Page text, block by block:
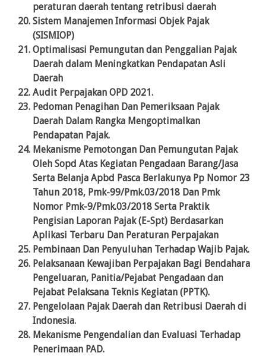
peraturan daerah tentang retribusi daerah
Sistem Manajemen Informasi Objek Pajak
(SISMIOP)
Optimalisasi Pemungutan dan Penggalian Pajak
Daerah dalam Meningkatkan Pendapatan Asli
Daerah
Audit Perpajakan OPD 2021.
Pedoman Penagihan Dan Pemeriksaan Pajak
Daerah Dalam Rangka Mengoptimalkan
Pendapatan Pajak.
Mekanisme Pemotongan Dan Pemungutan Pajak
Oleh Sopd Atas Kegiatan Pengadaan Barang/Jasa
Serta Belanja Apbd Pasca Berlakunya Pp Nomor 23
Tahun 2018, Pmk-99/Pmk.03/2018 Dan Pmk
Nomor Pmk-9/Pmk.03/2018 Serta Praktik
Pengisian Laporan Pajak (E-Spt) Berdasarkan
Aplikasi Terbaru Dan Peraturan Perpajakan
Pembinaan Dan Penyuluhan Terhadap Wajib Pajak.
Pelaksanaan Kewajiban Perpajakan Bagi Bendahara
Pengeluaran, Panitia/Pejabat Pengadaan dan
Pejabat Pelaksana Teknis Kegiatan (PPTK).
Pengelolaan Pajak Daerah dan Retribusi Daerah di
Indonesia.
Mekanisme Pengendalian dan Evaluasi Terhadap
Penerimaan PAD.